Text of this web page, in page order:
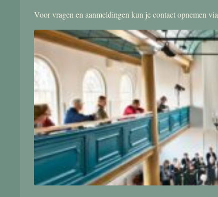
Voor vragen en aanmeldingen kun je contact opnemen via